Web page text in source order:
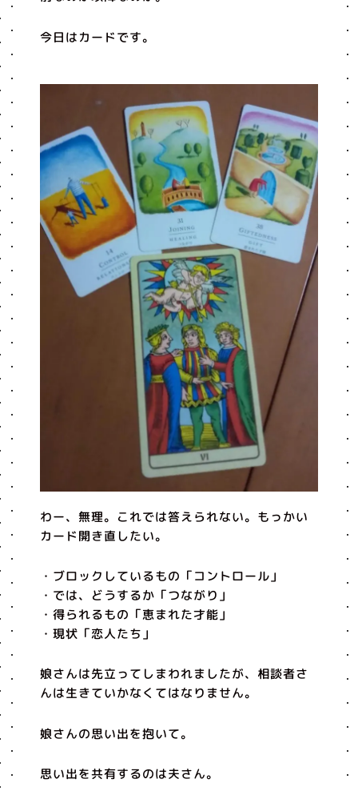
今日はカードです。
わー、無理。これでは答えられない。もっかい
カード開き直したい。
・ブロックしているもの「コントロール」
・では、どうするか「つながり」
・得られるもの「恵まれた才能」
・現状「恋人たち」
娘さんは先立ってしまわれましたが、相談者さ
んは生きていかなくてはなりません。
娘さんの思い出を抱いて。
思い出を共有するのは夫さん。